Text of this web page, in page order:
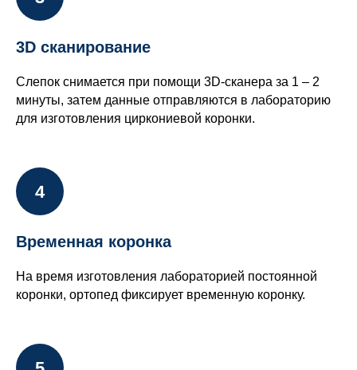
3D сканирование
Слепок снимается при помощи 3D-сканера за 1 – 2
минуты, затем данные отправляются в лабораторию
для изготовления циркониевой коронки.
Временная коронка
На время изготовления лабораторией постоянной
коронки, ортопед фиксирует временную коронку.